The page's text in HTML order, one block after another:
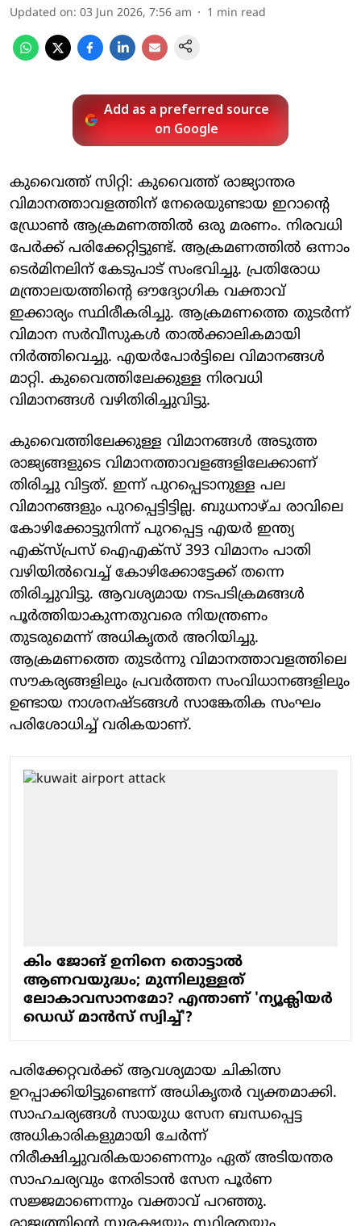
Updated on: 03 Jun 2026, 7:56 am 1 min read
Add as a preferred source
on Google
കുവൈത്ത് സിറ്റി: കുവൈത്ത് രാജ്യാന്തര
വിമാനത്താവളത്തിന് നേരെയുണ്ടായ ഇറാന്റെ
ഡ്രോണ്‍ ആക്രമണത്തില്‍ ഒരു മരണം. നിരവധി
പേര്‍ക്ക് പരിക്കേറ്റിട്ടുണ്ട്. ആക്രമണത്തില്‍ ഒന്നാം
ടെര്‍മിനലിന് കേടുപാട് സംഭവിച്ചു. പ്രതിരോധ
മന്ത്രാലയത്തിന്റെ ഔദ്യോഗിക വക്താവ്
ഇക്കാര്യം സ്ഥിരീകരിച്ചു. ആക്രമണത്തെ തുടര്‍ന്ന്
വിമാന സര്‍വീസുകള്‍ താല്‍ക്കാലികമായി
നിര്‍ത്തിവെച്ചു. എയര്‍പോര്‍ട്ടിലെ വിമാനങ്ങള്‍
മാറ്റി. കുവൈത്തിലേക്കുള്ള നിരവധി
വിമാനങ്ങള്‍ വഴിതിരിച്ചുവിട്ടു.
കുവൈത്തിലേക്കുള്ള വിമാനങ്ങള്‍ അടുത്ത
രാജ്യങ്ങളുടെ വിമാനത്താവളങ്ങളിലേക്കാണ്
തിരിച്ചു വിട്ടത്. ഇന്ന് പുറപ്പെടാനുള്ള പല
വിമാനങ്ങളും പുറപ്പെട്ടിട്ടില്ല. ബുധനാഴ്ച രാവിലെ
കോഴിക്കോട്ടുനിന്ന് പുറപ്പെട്ട എയര്‍ ഇന്ത്യ
എക്സ്പ്രസ് ഐഎക്സ് 393 വിമാനം പാതി
വഴിയില്‍വെച്ച് കോഴിക്കോട്ടേക്ക് തന്നെ
തിരിച്ചുവിട്ടു. ആവശ്യമായ നടപടിക്രമങ്ങള്‍
പൂര്‍ത്തിയാകുന്നതുവരെ നിയന്ത്രണം
തുടരുമെന്ന് അധികൃതര്‍ അറിയിച്ചു.
ആക്രമണത്തെ തുടര്‍ന്നു വിമാനത്താവളത്തിലെ
സൗകര്യങ്ങളിലും പ്രവര്‍ത്തന സംവിധാനങ്ങളിലും
ഉണ്ടായ നാശനഷ്ടങ്ങള്‍ സാങ്കേതിക സംഘം
പരിശോധിച്ച് വരികയാണ്.
കിം ജോങ് ഉനിനെ തൊട്ടാല്‍
ആണവയുദ്ധം; മുന്നിലുള്ളത്
ലോകാവസാനമോ? എന്താണ് 'ന്യൂക്ലിയര്‍
ഡെഡ് മാന്‍സ് സ്വിച്ച്'?
പരിക്കേറ്റവര്‍ക്ക് ആവശ്യമായ ചികിത്സ
ഉറപ്പാക്കിയിട്ടുണ്ടെന്ന് അധികൃതര്‍ വ്യക്തമാക്കി.
സാഹചര്യങ്ങള്‍ സായുധ സേന ബന്ധപ്പെട്ട
അധികാരികളുമായി ചേര്‍ന്ന്
നിരീക്ഷിച്ചുവരികയാണെന്നും ഏത് അടിയന്തര
സാഹചര്യവും നേരിടാന്‍ സേന പൂര്‍ണ
സജ്ജമാണെന്നും വക്താവ് പറഞ്ഞു.